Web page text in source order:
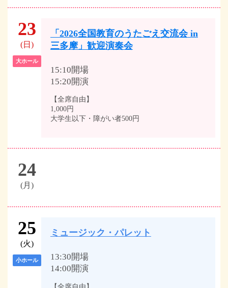
23
(日)
大ホール
「2026全国教育のうたごえ交流会 in
三多摩」歓迎演奏会
15:10開場
15:20開演
【全席自由】
1,000円
大学生以下・障がい者500円
24
(月)
25
(火)
小ホール
ミュージック・パレット
13:30開場
14:00開演
【全席自由】